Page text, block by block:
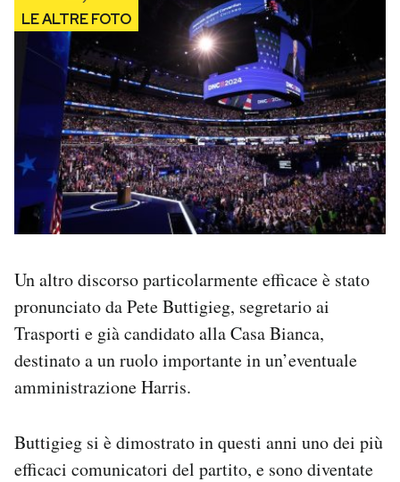
Un altro discorso particolarmente efficace è stato
pronunciato da Pete Buttigieg, segretario ai
Trasporti e già candidato alla Casa Bianca,
destinato a un ruolo importante in un’eventuale
amministrazione Harris.
Buttigieg si è dimostrato in questi anni uno dei più
efficaci comunicatori del partito, e sono diventate